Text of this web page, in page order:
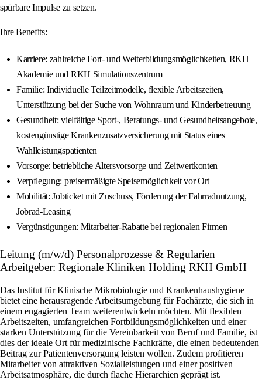
spürbare Impulse zu setzen.
Ihre Benefits:
Karriere: zahlreiche Fort- und Weiterbildungsmöglichkeiten, RKH
Akademie und RKH Simulationszentrum
Familie: Individuelle Teilzeitmodelle, flexible Arbeitszeiten,
Unterstützung bei der Suche von Wohnraum und Kinderbetreuung
Gesundheit: vielfältige Sport-, Beratungs- und Gesundheitsangebote,
kostengünstige Krankenzusatzversicherung mit Status eines
Wahlleistungspatienten
Vorsorge: betriebliche Altersvorsorge und Zeitwertkonten
Verpflegung: preisermäßigte Speisemöglichkeit vor Ort
Mobilität: Jobticket mit Zuschuss, Förderung der Fahrradnutzung,
Jobrad-Leasing
Vergünstigungen: Mitarbeiter-Rabatte bei regionalen Firmen
Leitung (m/w/d) Personalprozesse & Regularien
Arbeitgeber: Regionale Kliniken Holding RKH GmbH
Das Institut für Klinische Mikrobiologie und Krankenhaushygiene
bietet eine herausragende Arbeitsumgebung für Fachärzte, die sich in
einem engagierten Team weiterentwickeln möchten. Mit flexiblen
Arbeitszeiten, umfangreichen Fortbildungsmöglichkeiten und einer
starken Unterstützung für die Vereinbarkeit von Beruf und Familie, ist
dies der ideale Ort für medizinische Fachkräfte, die einen bedeutenden
Beitrag zur Patientenversorgung leisten wollen. Zudem profitieren
Mitarbeiter von attraktiven Sozialleistungen und einer positiven
Arbeitsatmosphäre, die durch flache Hierarchien geprägt ist.